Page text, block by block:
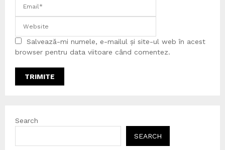
Salvează-mi numele, e-mailul și site-ul web în acest
browser pentru data viitoare când comentez.
Search
SEARCH